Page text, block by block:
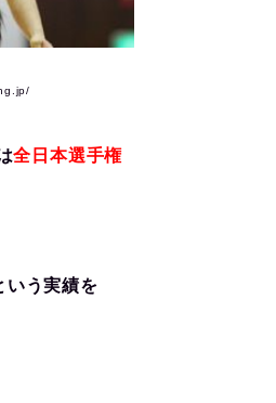
全日本選手権
いう実績を